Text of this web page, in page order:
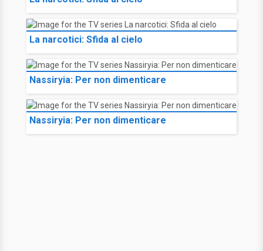
La narcotici: Sfida al cielo
Nassiryia: Per non dimenticare
Nassiryia: Per non dimenticare